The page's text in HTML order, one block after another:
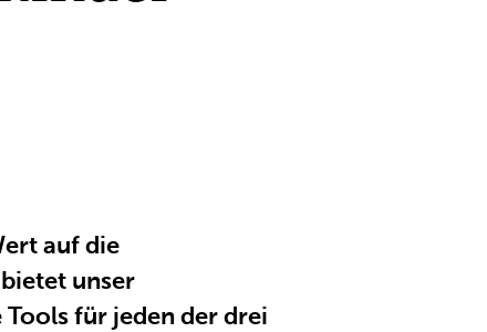
auf die
unser
für jeden der drei